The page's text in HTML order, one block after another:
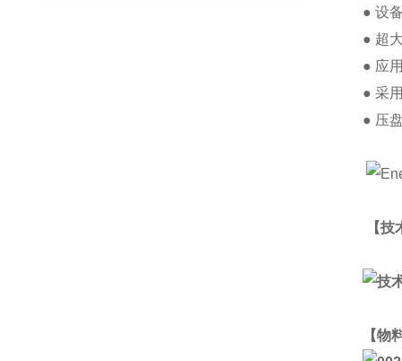
● 设
● 超
● 应
● 采
● 压
【技
【物